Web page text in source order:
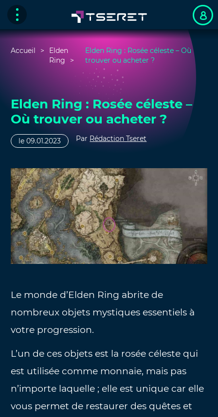
Accueil
Elden
Ring
Elden Ring : Rosée céleste – Où
trouver ou acheter ?
Elden Ring : Rosée céleste –
Où trouver ou acheter ?
le 09.01.2023 Par Rédaction Tseret
Le monde d’Elden Ring abrite de
nombreux objets mystiques essentiels à
votre progression.
L’un de ces objets est la rosée céleste qui
est utilisée comme monnaie, mais pas
n’importe laquelle ; elle est unique car elle
vous permet de restaurer des quêtes et